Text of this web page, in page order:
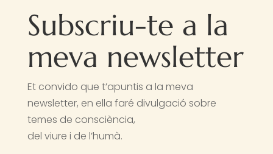
Subscriu-te a la
meva newsletter
Et convido que t’apuntis a la meva
newsletter, en ella faré divulgació sobre
temes de consciència,
del viure i de l’humà.